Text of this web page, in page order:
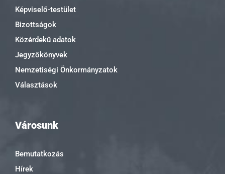
Képviselő-testület
Bizottságok
Közérdekű adatok
Jegyzőkönyvek
Nemzetiségi Önkormányzatok
Választások
Városunk
Bemutatkozás
Hírek